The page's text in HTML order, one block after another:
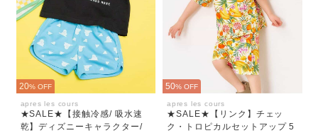
20% OFF
apres les cours
★SALE★【接触冷感/ 吸水速
乾】ディズニーキャラクター/
50% OFF
apres les cours
★SALE★【リンク】チェッ
ク・トロピカルセットアップ 5